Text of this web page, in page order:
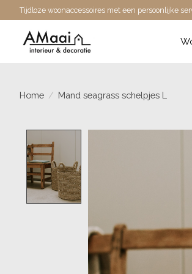
Tijdloze woonaccessoires met een persoonlijke
Home / Mand seagrass schelpjes L